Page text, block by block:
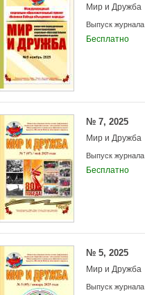
Мир и Дружба
Выпуск журнала
Бесплатно
№ 7, 2025
Мир и Дружба
Выпуск журнала
Бесплатно
№ 5, 2025
Мир и Дружба
Выпуск журнала